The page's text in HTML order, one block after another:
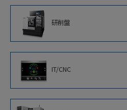
立形CNC旋盤
アルミホイール加工専用機
5面加工門形マシニングセンタ
門形マシニングセンタ
研削盤
CNC円筒研削盤
CNC内端面研削盤
IT/CNC
新世代知能化CNC